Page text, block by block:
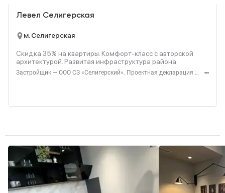
Левел Селигерская
м. Селигерская
Скидка 35% на квартиры. Комфорт‑класс с авторской
архитектурой. Развитая инфраструктура района.
Застройщик — ООО СЗ «Селигерский». Проектная декларация — наш.дом.рф. Акция до 28.02.26. Не оферта. Подробности — Level.ru